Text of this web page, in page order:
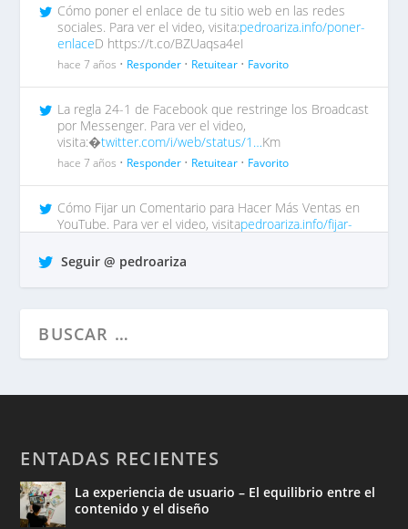
Cómo poner el enlace de tu sitio web en las redes
sociales. Para ver el video, visita:pedroariza.info/poner-
enlaceD https://t.co/BZUaqsa4eI
hace 7 años • Responder • Retuitear • Favorito
La regla 24-1 de Facebook que restringe los Broadcast
por Messenger. Para ver el video,
visita:�twitter.com/i/web/status/1…Km
hace 7 años • Responder • Retuitear • Favorito
Cómo Fijar un Comentario para Hacer Más Ventas en
YouTube. Para ver el video, visitapedroariza.info/fijar-
hace 7 años •Responder•
Seguir @ pedroariza
ENTADAS RECIENTES
La experiencia de usuario – El equilibrio entre el
contenido y el diseño